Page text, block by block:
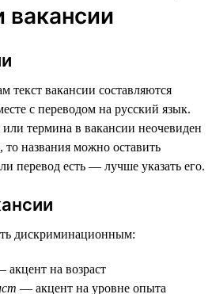
вакансии
текст вакансии составляются
с переводом на русский язык.
термина в вакансии неочевиден
названия можно оставить
перевод есть — лучше указать его.
дискриминационным:
акцент на возраст
— акцент на уровне опыта